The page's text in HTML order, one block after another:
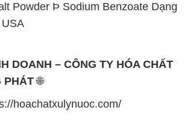
Powder Þ Sodium Benzoate Dạng
DOANH – CÔNG TY HÓA CHẤT
PHÁT🌐
hoachatxulynuoc.com/